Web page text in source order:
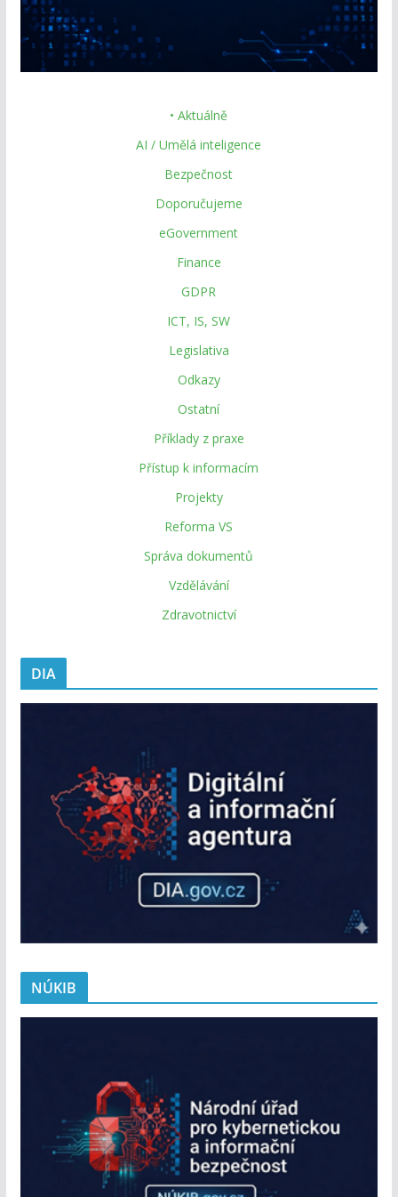
• Aktuálně
AI / Umělá inteligence
Bezpečnost
Doporučujeme
eGovernment
Finance
GDPR
ICT, IS, SW
Legislativa
Odkazy
Ostatní
Příklady z praxe
Přístup k informacím
Projekty
Reforma VS
Správa dokumentů
Vzdělávání
Zdravotnictví
DIA
NÚKIB